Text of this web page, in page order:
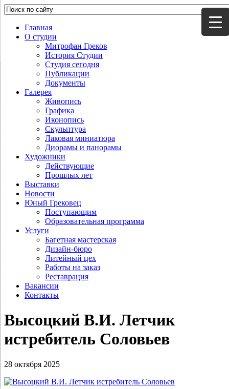
Главная
О студии
Митрофан Греков
История Студии
Студия сегодня
Публикации
Документы
Галерея
Живопись
Графика
Иконопись
Скульптура
Лаковая миниатюра
Диорамы и панорамы
Художники
Действующие
Прошлых лет
Выставки
Новости
Юный Грековец
Поступающим
Образовательная программа
Услуги
Багетная мастерская
Дизайн-бюро
Литейный цех
Работы на заказ
Реставрация
Вакансии
Контакты
Высоцкий В.И. Летчик
истребитель Соловьев
28 октября 2025